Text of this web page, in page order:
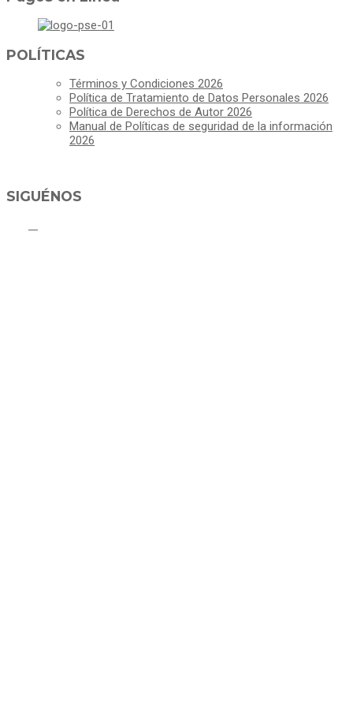
POLÍTICAS
Términos y Condiciones 2026
Política de Tratamiento de Datos Personales 2026
Política de Derechos de Autor 2026
Manual de Políticas de seguridad de la información
2026
SIGUÉNOS